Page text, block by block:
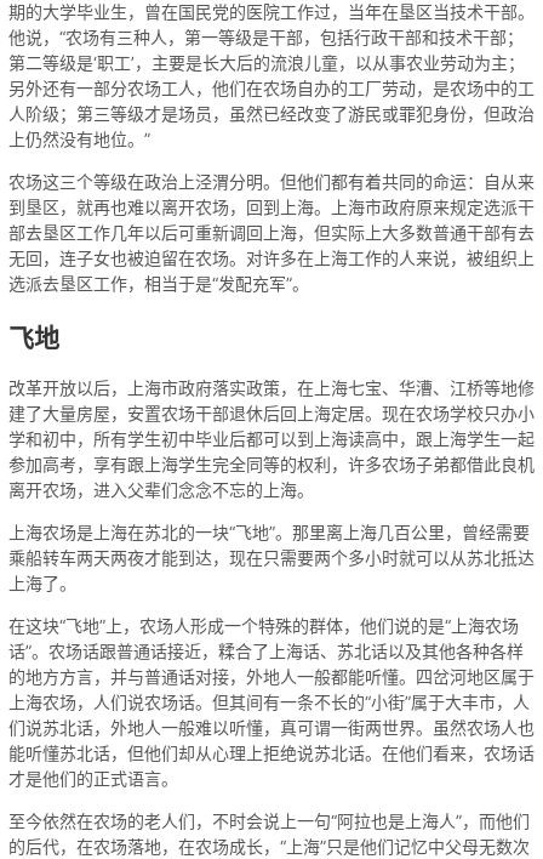
期的大学毕业生，曾在国民党的医院工作过，当年在垦区当技术干部。
他说，“农场有三种人，第一等级是干部，包括行政干部和技术干部；
第二等级是‘职工’，主要是长大后的流浪儿童，以从事农业劳动为主；
另外还有一部分农场工人，他们在农场自办的工厂劳动，是农场中的工
人阶级；第三等级才是场员，虽然已经改变了游民或罪犯身份，但政治
上仍然没有地位。”
农场这三个等级在政治上泾渭分明。但他们都有着共同的命运：自从来
到垦区，就再也难以离开农场，回到上海。上海市政府原来规定选派干
部去垦区工作几年以后可重新调回上海，但实际上大多数普通干部有去
无回，连子女也被迫留在农场。对许多在上海工作的人来说，被组织上
选派去垦区工作，相当于是“发配充军”。
飞地
改革开放以后，上海市政府落实政策，在上海七宝、华漕、江桥等地修
建了大量房屋，安置农场干部退休后回上海定居。现在农场学校只办小
学和初中，所有学生初中毕业后都可以到上海读高中，跟上海学生一起
参加高考，享有跟上海学生完全同等的权利，许多农场子弟都借此良机
离开农场，进入父辈们念念不忘的上海。
上海农场是上海在苏北的一块“飞地”。那里离上海几百公里，曾经需要
乘船转车两天两夜才能到达，现在只需要两个多小时就可以从苏北抵达
上海了。
在这块“飞地”上，农场人形成一个特殊的群体，他们说的是“上海农场
话”。农场话跟普通话接近，糅合了上海话、苏北话以及其他各种各样
的地方方言，并与普通话对接，外地人一般都能听懂。四岔河地区属于
上海农场，人们说农场话。但其间有一条不长的“小街”属于大丰市，人
们说苏北话，外地人一般难以听懂，真可谓一街两世界。虽然农场人也
能听懂苏北话，但他们却从心理上拒绝说苏北话。在他们看来，农场话
才是他们的正式语言。
至今依然在农场的老人们，不时会说上一句“阿拉也是上海人”，而他们
的后代，在农场落地，在农场成长，“上海”只是他们记忆中父母无数次